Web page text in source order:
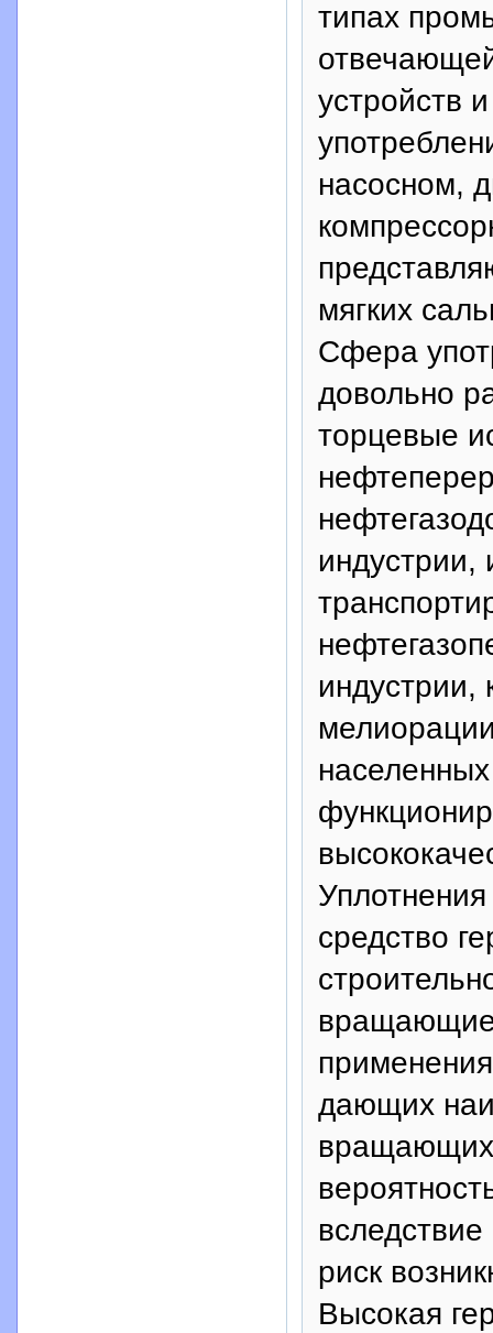
типах
устройств
насосном,
мягких
Сфера
довольно
торцевые
индустрии,
индустрии,
средство
дающих
риск
Высокая